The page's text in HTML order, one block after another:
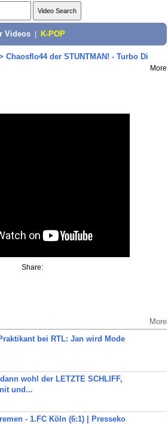
Videos K-POP
Chaosflo44 der STUNTMAN! - Turbo Di
More
Share:
More
bei RTL: Jan wird Mode
wohl der LETZTE SCHLIFF,
und...
- 1.FC Köln (6:1) | Presseko